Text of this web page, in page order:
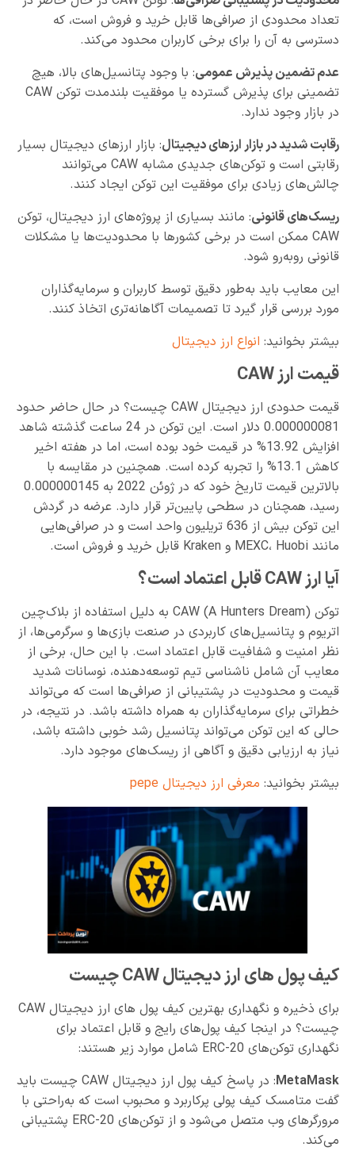
تعداد محدودی از صرافی‌ها قابل خرید و فروش است، که
دسترسی به آن را برای برخی کاربران محدود می‌کند.
عدم تضمین پذیرش عمومی: با وجود پتانسیل‌های بالا، هیچ
تضمینی برای پذیرش گسترده یا موفقیت بلندمدت توکن CAW
در بازار وجود ندارد.
رقابت شدید در بازار ارزهای دیجیتال: بازار ارزهای دیجیتال بسیار
رقابتی است و توکن‌های جدیدی مشابه CAW می‌توانند
چالش‌های زیادی برای موفقیت این توکن ایجاد کنند.
ریسک‌های قانونی: مانند بسیاری از پروژه‌های ارز دیجیتال، توکن
CAW ممکن است در برخی کشورها با محدودیت‌ها یا مشکلات
قانونی روبه‌رو شود.
این معایب باید به‌طور دقیق توسط کاربران و سرمایه‌گذاران
مورد بررسی قرار گیرد تا تصمیمات آگاهانه‌تری اتخاذ کنند.
بیشتر بخوانید: انواع ارز دیجیتال
قیمت ارز CAW
قیمت حدودی ارز دیجیتال CAW چیست؟ در حال حاضر حدود
0.000000081 دلار است. این توکن در 24 ساعت گذشته شاهد
افزایش 13.92% در قیمت خود بوده است، اما در هفته اخیر
کاهش 13.1% را تجربه کرده است. همچنین در مقایسه با
بالاترین قیمت تاریخ خود که در ژوئن 2022 به 0.000000145
رسید، همچنان در سطحی پایین‌تر قرار دارد. عرضه در گردش
این توکن بیش از 636 تریلیون واحد است و در صرافی‌هایی
مانند MEXC، Huobi و Kraken قابل خرید و فروش است​.
آیا ارز CAW قابل اعتماد است؟
توکن CAW (A Hunters Dream) به دلیل استفاده از بلاک‌چین
اتریوم و پتانسیل‌های کاربردی در صنعت بازی‌ها و سرگرمی‌ها، از
نظر امنیت و شفافیت قابل اعتماد است. با این حال، برخی از
معایب آن شامل ناشناسی تیم توسعه‌دهنده، نوسانات شدید
قیمت و محدودیت در پشتیبانی از صرافی‌ها است که می‌تواند
خطراتی برای سرمایه‌گذاران به همراه داشته باشد. در نتیجه، در
حالی که این توکن می‌تواند پتانسیل رشد خوبی داشته باشد،
نیاز به ارزیابی دقیق و آگاهی از ریسک‌های موجود دارد.
بیشتر بخوانید: معرفی ارز دیجیتال pepe
کیف پول های ارز دیجیتال CAW چیست
برای ذخیره و نگهداری بهترین کیف پول های ارز دیجیتال CAW
چیست؟ در اینجا کیف پول‌های رایج و قابل اعتماد برای
نگهداری توکن‌های ERC-20 شامل موارد زیر هستند:
MetaMask
: در پاسخ کیف پول ارز دیجیتال CAW چیست باید
گفت متامسک کیف پولی پرکاربرد و محبوب است که به‌راحتی با
مرورگرهای وب متصل می‌شود و از توکن‌های ERC-20 پشتیبانی
می‌کند.